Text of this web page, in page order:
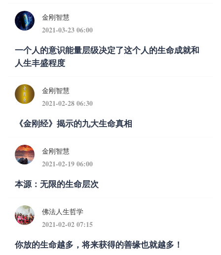
金刚智慧
2021-03-23 06:00
一个人的意识能量层级决定了这个人的生命成就和
人生丰盛程度
金刚智慧
2021-02-28 06:30
《金刚经》揭示的九大生命真相
金刚智慧
2021-02-19 06:00
本源：无限的生命层次
佛法人生哲学
2021-02-02 07:15
你放的生命越多，将来获得的善缘也就越多！